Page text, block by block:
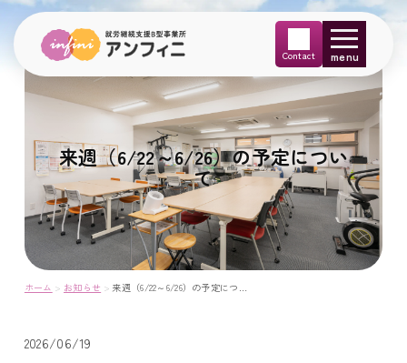
menu
来週（6/22～6/26）の予定につい
て
ホーム > お知らせ >
2026/06/19